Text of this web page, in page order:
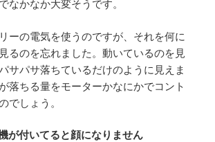
なかなか大変そうです。
ーの電気を使うのですが、それを何に
るのを忘れました。動いているのを見
サパサ落ちているだけのように見えま
落ちる量をモーターかなにかでコント
でしょう。
が付いてると顔になりません